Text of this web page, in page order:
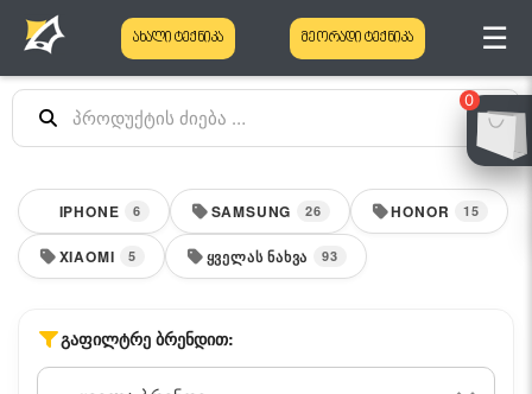
0
ახალი ტექნიკა მეორადი ტექნიკა ☰
IPHONE 6 SAMSUNG 26 HONOR 15
XIAOMI 5 ᲧᲕᲔᲚᲐᲡ ᲜᲐᲮᲕᲐ 93
ᲒᲐᲤᲘᲚᲢᲠᲔ ᲑᲠᲔᲜᲓᲘᲗ: